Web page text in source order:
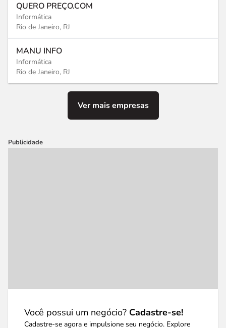
QUERO PREÇO.COM
Informática
Rio de Janeiro, RJ
MANU INFO
Informática
Rio de Janeiro, RJ
Ver mais empresas
Publicidade
Você possui um negócio? Cadastre-se!
Cadastre-se agora e impulsione seu negócio. Explore